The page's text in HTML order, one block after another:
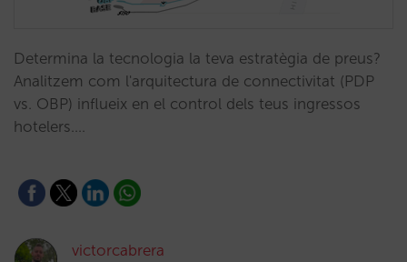
Determina la tecnologia la teva estratègia de preus?
Analitzem com l'arquitectura de connectivitat (PDP
vs. OBP) influeix en el control dels teus ingressos
hotelers.…
victorcabrera